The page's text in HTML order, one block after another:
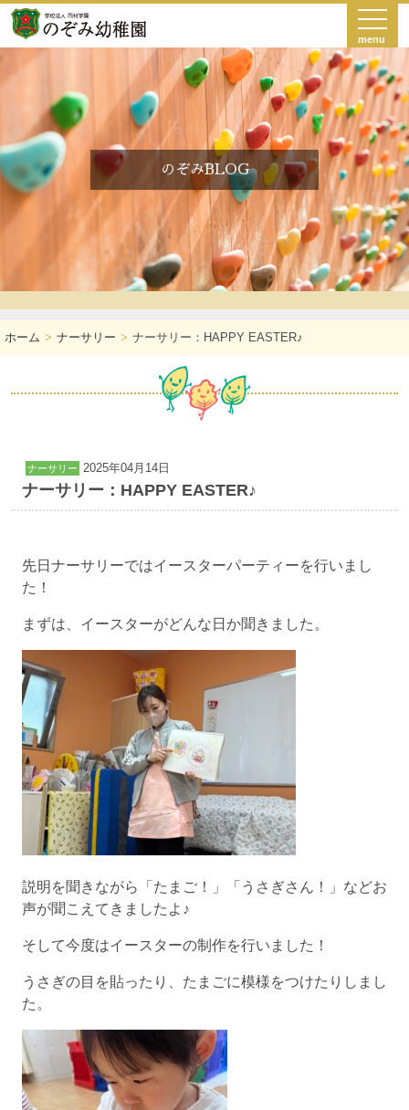
menu
のぞみBLOG
ホーム ナーサリー ナーサリー：HAPPY EASTER♪
ナーサリー 2025年04月14日
ナーサリー：HAPPY EASTER♪
先日ナーサリーではイースターパーティーを行いまし
た！
まずは、イースターがどんな日か聞きました。
説明を聞きながら「たまご！」「うさぎさん！」などお
声が聞こえてきましたよ♪
そして今度はイースターの制作を行いました！
うさぎの目を貼ったり、たまごに模様をつけたりしまし
た。